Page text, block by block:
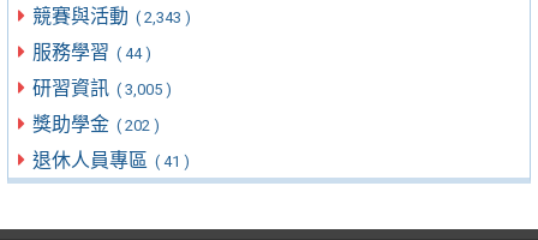
競賽與活動 ( 2,343 )
服務學習 ( 44 )
研習資訊 ( 3,005 )
獎助學金 ( 202 )
退休人員專區 ( 41 )